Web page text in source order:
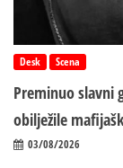
Desk Scena
Preminuo slavni
obilježile
03/08/2026